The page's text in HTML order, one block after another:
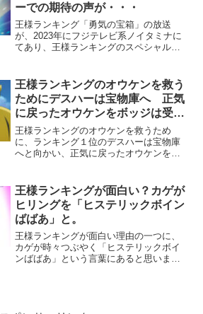
ーでの期待の声が・・・
王様ランキング「勇気の宝箱」の放送
が、2023年にフジテレビ系ノイタミナに
てあり、王様ランキングのスペシャルエ
でに盛り上がっています。「勇気の宝
箱」とはいったい何かを考...
王様ランキングのオウケンを救う
ためにデスハーは宝物庫へ 正気
に戻ったオウケンをボッジは受け
入れる？
王様ランキングのオウケンを救うため
に、ランキング１位のデスハーは宝物庫
へと向かい、正気に戻ったオウケンをボ
ナイーブな心の持ち主で、過去をいつま
でも引きずるタイプですね（...
王様ランキングが面白い？カゲが
ヒリングを「ヒステリックボイン
ばばあ」と。
王様ランキングが面白い理由の一つに、
カゲが時々つぶやく「ヒステリックボイ
ンばばあ」という言葉にあると思いま